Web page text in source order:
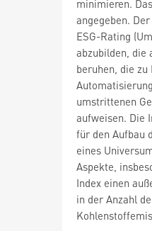
minimieren.
angegeben.
ESG-Rating
abzubilden, die
beruhen, die
umstrittenen
aufweisen. Die
für den Aufbau
eines
Aspekte,
Index einen
in der Anzahl